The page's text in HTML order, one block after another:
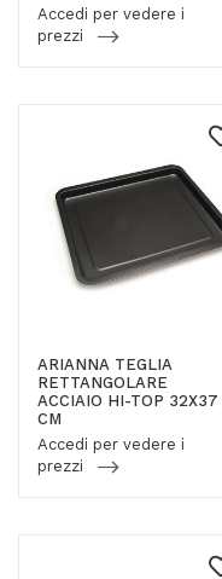
Accedi per vedere i
prezzi
ARIANNA TEGLIA
RETTANGOLARE
ACCIAIO HI-TOP 32X37
CM
Accedi per vedere i
prezzi